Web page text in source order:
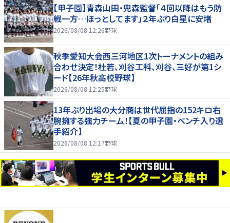
【甲子園】青森山田・兜森監督「４回以降はもう防
戦一方…ほっとしてます」２年ぶり白星に安堵
2026/08/08 12:26野球
秋季愛知大会西三河地区1次トーナメントの組み
合わせ決定！杜若、刈谷工科、刈谷、三好が第1シ
ード【26年秋高校野球】
2026/08/08 12:25野球
13年ぶり出場の大分商は世代屈指の152キロ右
腕擁する強力チーム！【夏の甲子園・ベンチ入り選
手紹介】
2026/08/08 12:17野球